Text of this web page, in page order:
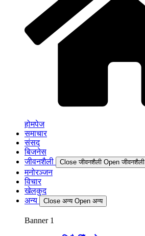
होमपेज
समाचार
संसद
बिजनेस
जीवनशैली
Close जीवनशैली Open जीवनशैली
मनोरञ्जन
विचार
खेलकुद
अन्य
Close अन्य Open अन्य
Banner 1